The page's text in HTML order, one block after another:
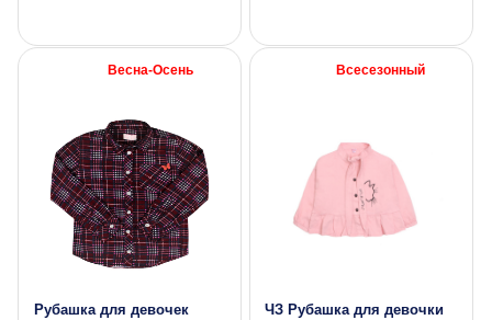
Весна-Осень
Рубашка для девочек
Всесезонный
ЧЗ Рубашка для девочки